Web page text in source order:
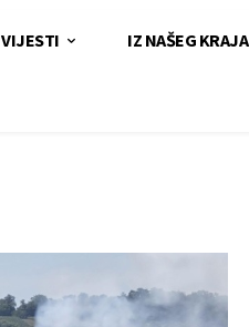
VIJESTI IZ NAŠEG KRAJA